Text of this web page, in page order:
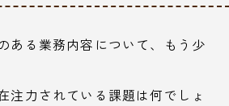
ある業務内容について、もう少
注力されている課題は何でしょ